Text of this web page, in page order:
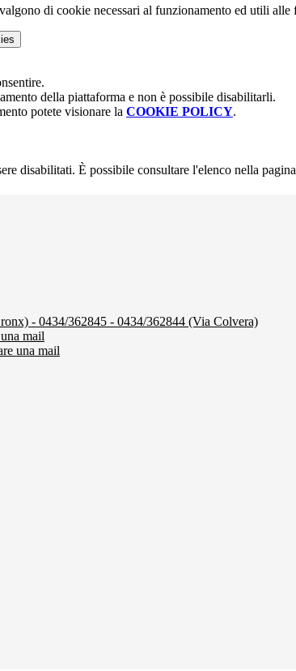
di cookie necessari al funzionamento ed utili alle
della piattaforma e non è possibile disabilitarli.
potete visionare la COOKIE POLICY.
disabilitati. È possibile consultare l'elenco nella
- 0434/362845 - 0434/362844 (Via Colvera)
mail
una mail